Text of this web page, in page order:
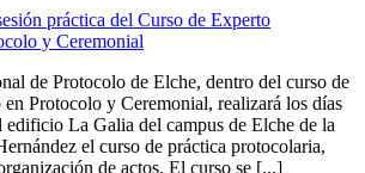
práctica del Curso de Experto
y Ceremonial
de Protocolo de Elche, dentro del curso de
Protocolo y Ceremonial, realizará los días
edificio La Galia del campus de Elche de la
el curso de práctica protocolaria,
de actos. El curso se [...]